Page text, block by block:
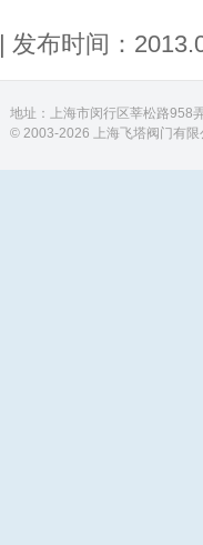
| 发布时间：
地址：上海市闵行区莘松路
© 2003-2026 上海飞塔阀门有